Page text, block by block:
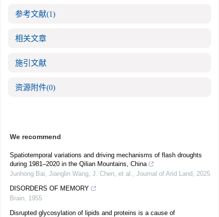
参考文献(1)
相关文章
施引文献
资源附件(0)
We recommend
Spatiotemporal variations and driving mechanisms of flash droughts
during 1981–2020 in the Qilian Mountains, China
Junhong Bai, Jianglin Wang, J. Chen, et al., Journal of Arid Land, 2025
DISORDERS OF MEMORY
Brain, 1955
Disrupted glycosylation of lipids and proteins is a cause of